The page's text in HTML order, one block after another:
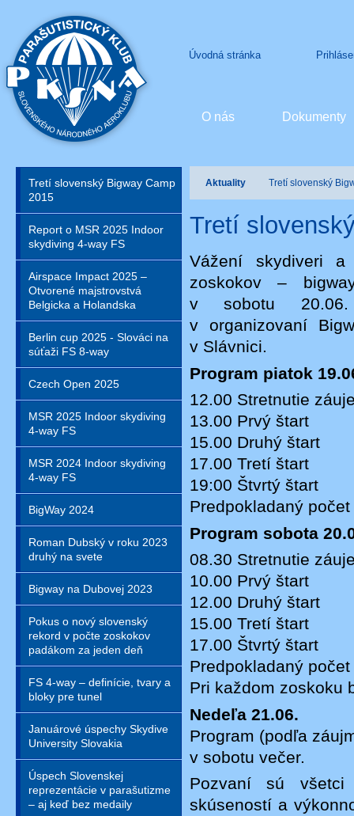
Úvodná stránka
O nás Dokumenty
Tretí slovenský Bigway Camp
2015
Report o MSR 2025 Indoor
skydiving 4-way FS
Airspace Impact 2025 –
Otvorené majstrovstvá
Belgicka a Holandska
Berlin cup 2025 - Slováci na
súťaži FS 8-way
Czech Open 2025
MSR 2025 Indoor skydiving
4-way FS
MSR 2024 Indoor skydiving
4-way FS
BigWay 2024
Roman Dubský v roku 2023
druhý na svete
Bigway na Dubovej 2023
Pokus o nový slovenský
rekord v počte zoskokov
padákom za jeden deň
FS 4-way – definície, tvary a
bloky pre tunel
Januárové úspechy Skydive
University Slovakia
Úspech Slovenskej
reprezentácie v parašutizme
– aj keď bez medaily
Aktuality Tretí slovenský
Tretí
Vážení skydiveri a
zoskokov –
v sobotu 20.06.
v organizovaní
v Slávnici.
Program piatok
12.00 Stretnutie
13.00 Prvý štart
15.00 Druhý štart
17.00 Tretí štart
19:00 Štvrtý štart
Predpokladaný
Program sobota
08.30 Stretnutie
10.00 Prvý štart
12.00 Druhý štart
15.00 Tretí štart
17.00 Štvrtý štart
Predpokladaný
Pri každom zoskoku
Nedeľa 21.06.
Program (podľa
v sobotu večer.
Pozvaní sú
skúseností a